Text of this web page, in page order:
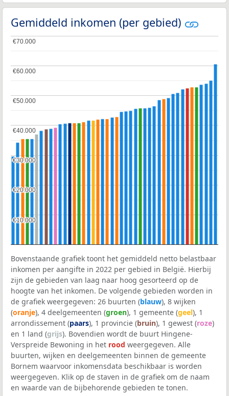
Gemiddeld inkomen (per gebied)
€10.000
€10.000
€20.000
€20.000
€30.000
€30.000
€40.000
€40.000
€50.000
€50.000
€60.000
€60.000
€70.000
€70.000
Bovenstaande grafiek toont het gemiddeld netto belastbaar
inkomen per aangifte in 2022 per gebied in België. Hierbij
zijn de gebieden van laag naar hoog gesorteerd op de
hoogte van het inkomen. De volgende gebieden worden in
de grafiek weergegeven: 26 buurten (blauw), 8 wijken
(oranje), 4 deelgemeenten (groen), 1 gemeente (geel), 1
arrondissement (paars), 1 provincie (bruin), 1 gewest (roze)
en 1 land (grijs). Bovendien wordt de buurt Hingene-
Verspreide Bewoning in het rood weergegeven. Alle
buurten, wijken en deelgemeenten binnen de gemeente
Bornem waarvoor inkomensdata beschikbaar is worden
weergegeven. Klik op de staven in de grafiek om de naam
en waarde van de bijbehorende gebieden te tonen.